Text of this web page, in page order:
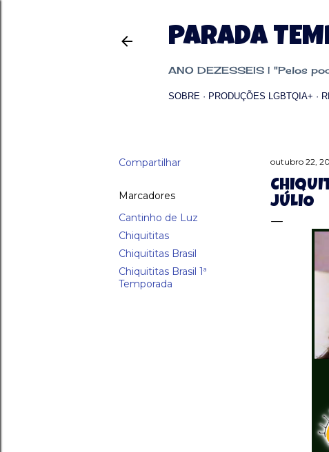
PARADA
ANO DEZESSEIS | "Pelos
SOBRE PRODUÇÕES LGBTQIA+
Compartilhar
Marcadores
Cantinho de Luz
Chiquititas
Chiquititas Brasil
Chiquititas Brasil 1ª
Temporada
outubro 22,
JÚLIO